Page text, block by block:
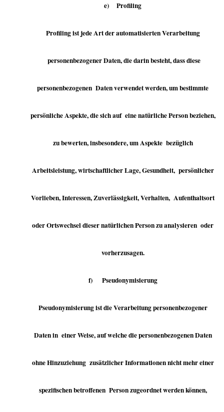
e) Profiling
Profiling ist jede Art der automatisierten Verarbeitung
personenbezogener Daten, die darin besteht, dass diese
personenbezogenen Daten verwendet werden, um bestimmte
persönliche Aspekte, die sich auf eine natürliche Person beziehen,
zu bewerten, insbesondere, um Aspekte bezüglich
Arbeitsleistung, wirtschaftlicher Lage, Gesundheit, persönlicher
Vorlieben, Interessen, Zuverlässigkeit, Verhalten, Aufenthaltsort
oder Ortswechsel dieser natürlichen Person zu analysieren oder
vorherzusagen.
f) Pseudonymisierung
Pseudonymisierung ist die Verarbeitung personenbezogener
Daten in einer Weise, auf welche die personenbezogenen Daten
ohne Hinzuziehung zusätzlicher Informationen nicht mehr einer
spezifischen betroffenen Person zugeordnet werden können,